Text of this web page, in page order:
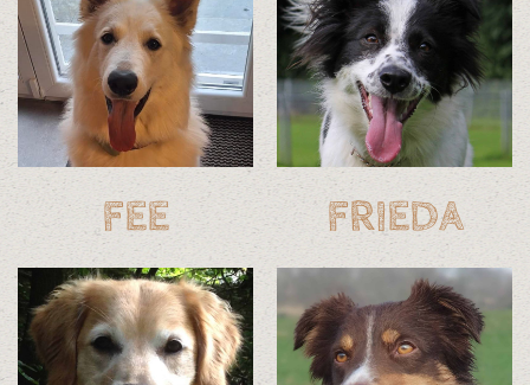
FEE FRIEDA